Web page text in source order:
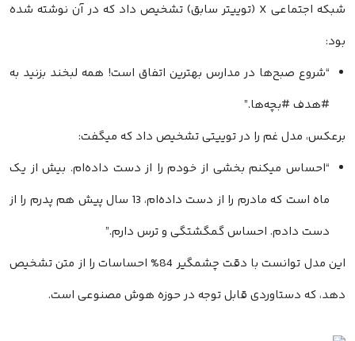
شبکه اجتماعی X (توییتر سابق) تشخیص داد که در آن نوشته شده
بود:
“شروع صبح‌ها در مدارس بهترین اتفاق است! همه لبخند بزنید به
#هدف #بچه‌ها.”
برعکس، مدل غم را در توییتی تشخیص داد که میگفت:
“احساس میکنم بخشی از خودم را از دست داده‌ام. بیش از یک
ماه است که مادرم را از دست داده‌ام، 13 سال پیش هم پدرم را از
دست دادم. احساس گمگشتگی و ترس دارم.”
این مدل توانست با دقت چشمگیر 84% احساسات را از متن تشخیص
دهد، که دستاوردی قابل توجه در حوزه هوش مصنوعی است.